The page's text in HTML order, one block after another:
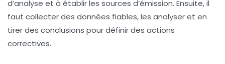
d’analyse et à établir les sources d’émission. Ensuite, il
faut collecter des données fiables, les analyser et en
tirer des conclusions pour définir des actions
correctives.